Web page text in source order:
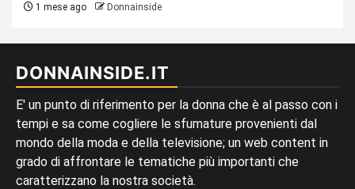
1 mese ago Donnainside
DONNAINSIDE.IT
E' un punto di riferimento per la donna che è al passo con i
tempi e sa come cogliere le sfumature provenienti dal
mondo della moda e della televisione; un web content in
grado di affrontare le tematiche più importanti che
caratterizzano la nostra società.